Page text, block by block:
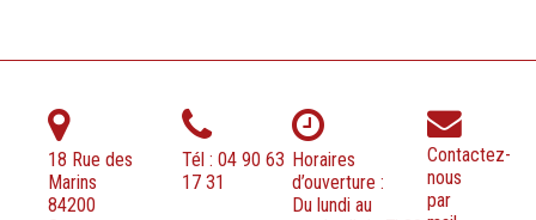
18 Rue des
Marins
84200
Tél : 04 90 63
17 31
Horaires
d’ouverture :
Du lundi au
Contactez-
nous
par